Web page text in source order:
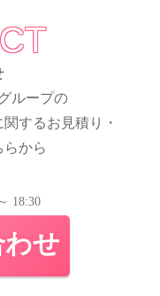
ループの
するお見積り・
らから
18:30
せ